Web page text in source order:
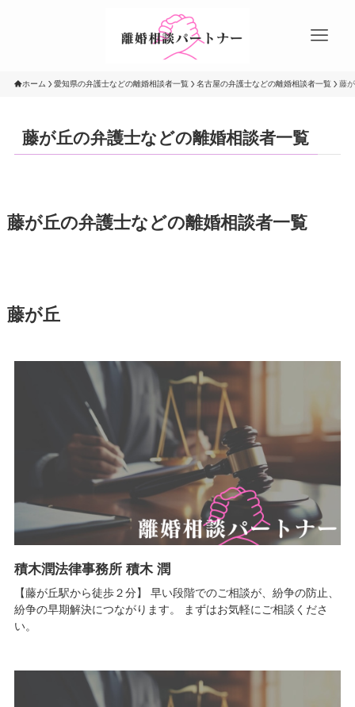
ホーム 愛知県の弁護士などの離婚相談者一覧 名古屋の弁護士などの離婚相談者一覧 藤
藤が丘の弁護士などの離婚相談者一覧
藤が丘の弁護士などの離婚相談者一覧
藤が丘
積木潤法律事務所 積木 潤
【藤が丘駅から徒歩２分】 早い段階でのご相談が、紛争の防止、
紛争の早期解決につながります。 まずはお気軽にご相談くださ
い。